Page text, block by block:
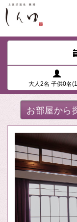
大人2名 子供0名
お部屋から